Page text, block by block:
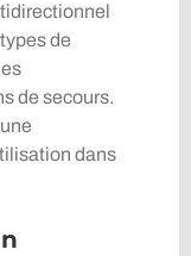
de
de secours.
dans